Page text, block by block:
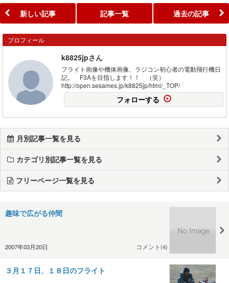
新しい記事 記事一覧 過去の記事
プロフィール
k8825jpさん
フライト画像や機体画像、ラジコン初心者の電動飛行機日
記。 F3Aを目指します！！ （笑）
http://open.sesames.jp/k8825jp/html/_TOP/
フォローする
月別記事一覧を見る
カテゴリ別記事一覧を見る
フリーページ一覧を見る
趣味で広がる仲間
2007年03月20日 コメント(4)
３月１７日、１８日のフライト